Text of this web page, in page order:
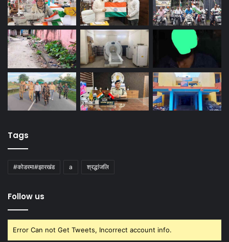
Tags
#कोडरमा#झारखंड a श्रद्धांजलि
Follow us
Error Can not Get Tweets, Incorrect account info.